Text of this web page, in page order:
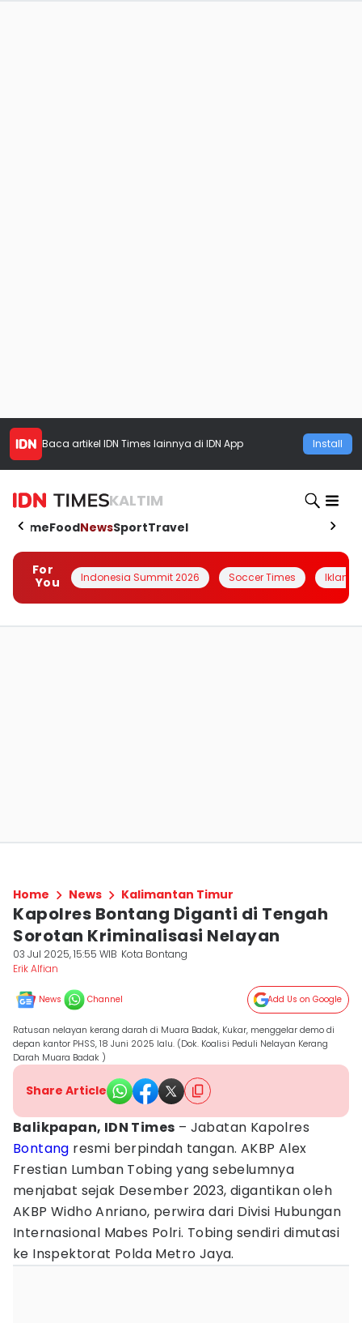
Baca artikel IDN Times lainnya di IDN App Install
KALTIM
HomeFoodNewsSportTravel
For
You
Indonesia Summit 2026 Soccer Times Iklanin
Home News Kalimantan Timur
Kapolres Bontang Diganti di Tengah
Sorotan Kriminalisasi Nelayan
03 Jul 2025, 15:55 WIB Kota Bontang
Erik Alfian
News Channel Add Us on Google
Ratusan nelayan kerang darah di Muara Badak, Kukar, menggelar demo di
depan kantor PHSS, 18 Juni 2025 lalu. (Dok. Koalisi Peduli Nelayan Kerang
Darah Muara Badak )
Share Article
Balikpapan, IDN Times – Jabatan Kapolres
Bontang resmi berpindah tangan. AKBP Alex
Frestian Lumban Tobing yang sebelumnya
menjabat sejak Desember 2023, digantikan oleh
AKBP Widho Anriano, perwira dari Divisi Hubungan
Internasional Mabes Polri. Tobing sendiri dimutasi
ke Inspektorat Polda Metro Jaya.